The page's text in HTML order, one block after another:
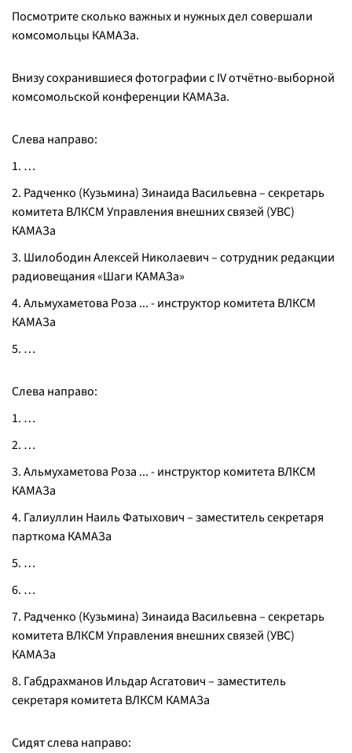
Посмотрите сколько важных и нужных дел совершали
комсомольцы КАМАЗа.
Внизу сохранившиеся фотографии с IV отчётно-выборной
комсомольской конференции КАМАЗа.
Слева направо:
1. …
2. Радченко (Кузьмина) Зинаида Васильевна – секретарь
комитета ВЛКСМ Управления внешних связей (УВС)
КАМАЗа
3. Шилободин Алексей Николаевич – сотрудник редакции
радиовещания «Шаги КАМАЗа»
4. Альмухаметова Роза ... - инструктор комитета ВЛКСМ
КАМАЗа
5. …
Слева направо:
1. …
2. …
3. Альмухаметова Роза ... - инструктор комитета ВЛКСМ
КАМАЗа
4. Галиуллин Наиль Фатыхович – заместитель секретаря
парткома КАМАЗа
5. …
6. …
7. Радченко (Кузьмина) Зинаида Васильевна – секретарь
комитета ВЛКСМ Управления внешних связей (УВС)
КАМАЗа
8. Габдрахманов Ильдар Асгатович – заместитель
секретаря комитета ВЛКСМ КАМАЗа
Сидят слева направо: